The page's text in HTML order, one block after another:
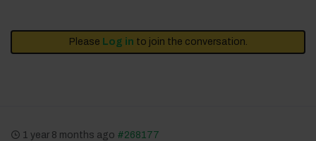
Please Log in to join the conversation.
1 year 8 months ago #268177